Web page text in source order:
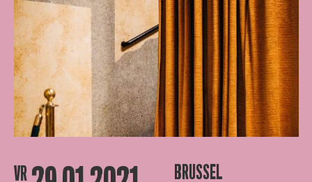
VR BRUSSEL